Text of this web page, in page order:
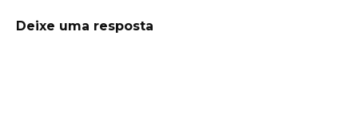
Deixe uma resposta